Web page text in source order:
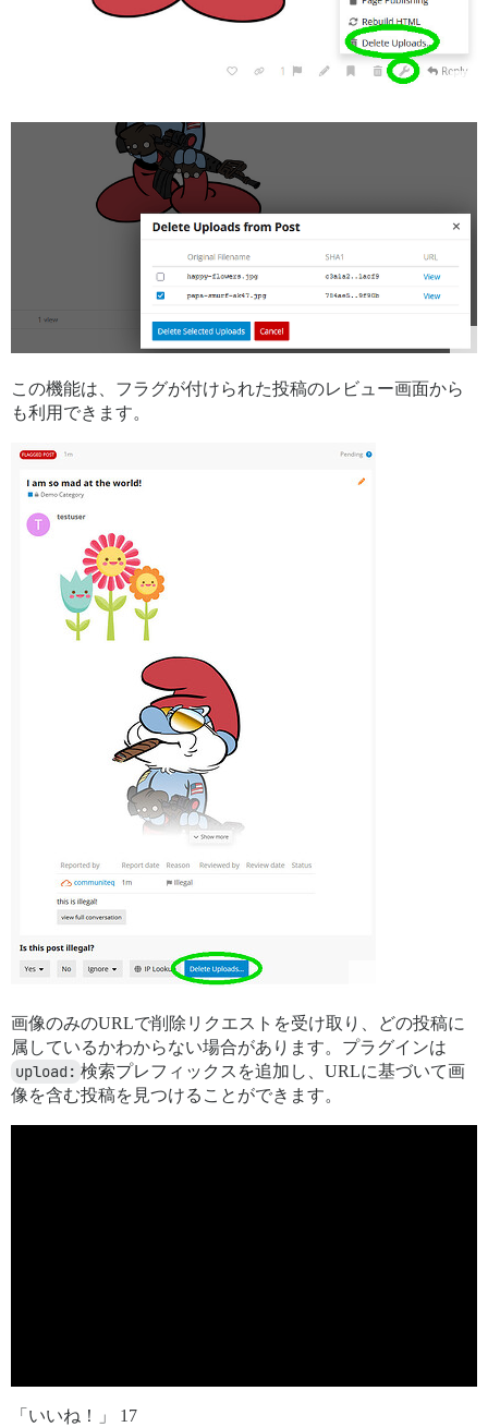
この機能は、フラグが付けられた投稿のレビュー画面から
も利用できます。
画像のみのURLで削除リクエストを受け取り、どの投稿に
属しているかわからない場合があります。プラグインは
upload: 検索プレフィックスを追加し、URLに基づいて画
像を含む投稿を見つけることができます。
「いいね！」 17